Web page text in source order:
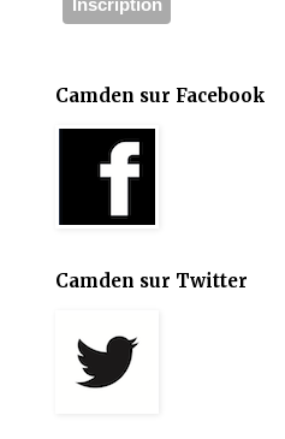
Camden sur Facebook
Camden sur Twitter